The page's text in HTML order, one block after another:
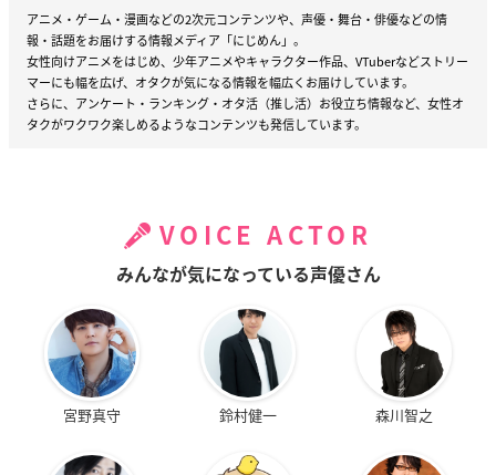
アニメ・ゲーム・漫画などの2次元コンテンツや、声優・舞台・俳優などの情
報・話題をお届けする情報メディア「にじめん」。
女性向けアニメをはじめ、少年アニメやキャラクター作品、VTuberなどストリー
マーにも幅を広げ、オタクが気になる情報を幅広くお届けしています。
さらに、アンケート・ランキング・オタ活（推し活）お役立ち情報など、女性オ
タクがワクワク楽しめるようなコンテンツも発信しています。
VOICE ACTOR
みんなが気になっている声優さん
宮野真守 鈴村健一 森川智之